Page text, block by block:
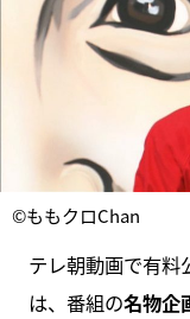
©ももクロChan
テレ朝動画で有料
は、番組の名物企